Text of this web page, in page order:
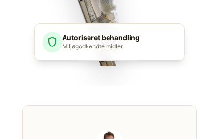
shield Autoriseret behandling
Miljøgodkendte midler